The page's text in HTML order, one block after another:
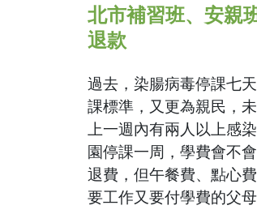
北市補習班、安親
退款
過去，染腸病毒停課七
課標準，又更為親民，
上一週內有兩人以上感
園停課一周，學費會不
退費，但午餐費、點心
要工作又要付學費的父